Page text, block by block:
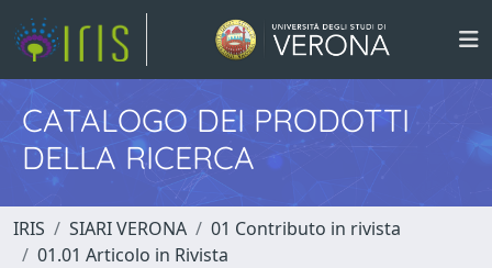
CATALOGO DEI PRODOTTI
DELLA RICERCA
IRIS SIARI VERONA
01 Contributo in rivista
01.01 Articolo in Rivista